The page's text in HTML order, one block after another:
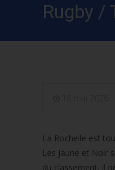
Rugby /
La Rochelle est
Les Jaune et Noir
du classement. Il